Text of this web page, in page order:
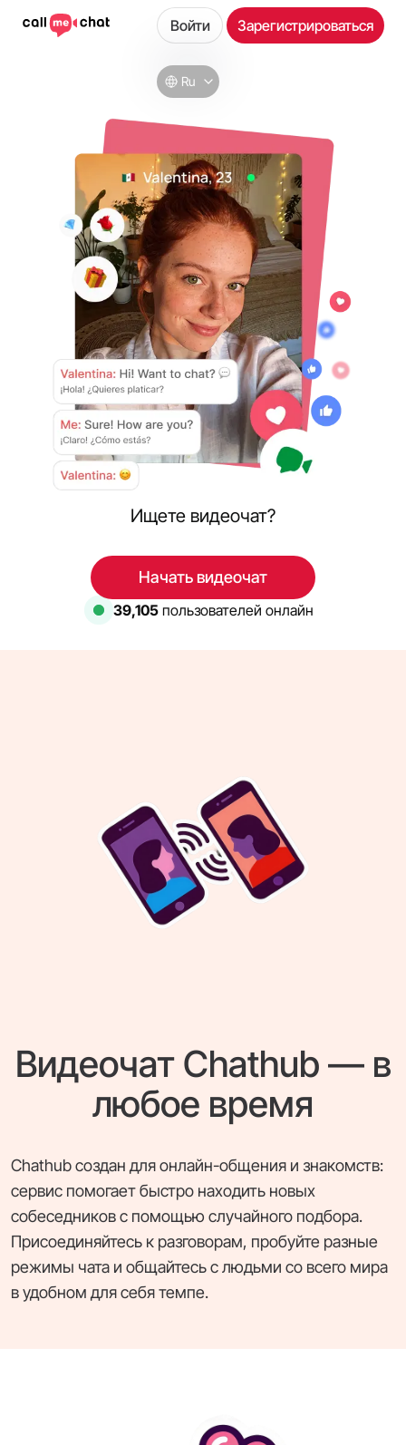
Ru
Войти Зарегистрироваться
Ищете видеочат?
Начать видеочат
39,105пользователей онлайн
Видеочат Chathub — в
любое время
Chathub создан для онлайн-общения и знакомств:
сервис помогает быстро находить новых
собеседников с помощью случайного подбора.
Присоединяйтесь к разговорам, пробуйте разные
режимы чата и общайтесь с людьми со всего мира
в удобном для себя темпе.